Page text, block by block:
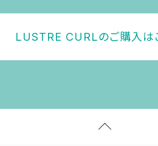
LUSTRE CURLのご購入は